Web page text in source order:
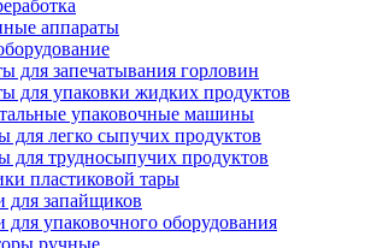
аппараты
для запечатывания горловин
для упаковки жидких продуктов
упаковочные машины
для легко сыпучих продуктов
для трудносыпучих продуктов
пластиковой тары
для запайщиков
для упаковочного оборудования
ручные